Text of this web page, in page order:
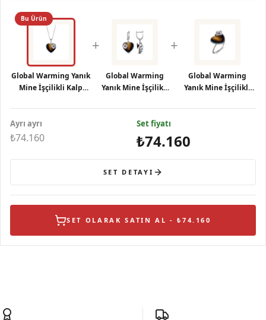
Bu Ürün
Global Warming Yanık
Mine İşçilikli Kalp
Taşlı Kadın Ko
+
Global Warming
Yanık Mine İşçilikli
Pembe Taşlı Kalp
Küpe
+
Global Warming
Yanık Mine İşçilikli
Pembe Taşlı Gümüş
Ayrı ayrı
₺74.160
Set fiyatı
₺74.160
SET DETAYI
SET OLARAK SATIN AL - ₺74.160